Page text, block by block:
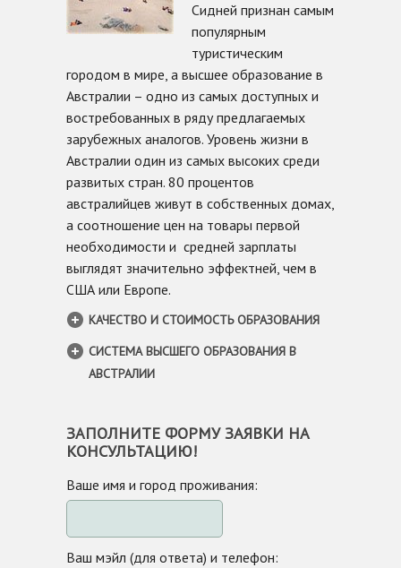
Сидней признан самым
популярным
туристическим
городом в мире, а высшее образование в
Австралии – одно из самых доступных и
востребованных в ряду предлагаемых
зарубежных аналогов. Уровень жизни в
Австралии один из самых высоких среди
развитых стран. 80 процентов
австралийцев живут в собственных домах,
а соотношение цен на товары первой
необходимости и средней зарплаты
выглядят значительно эффектней, чем в
США или Европе.
КАЧЕСТВО И СТОИМОСТЬ ОБРАЗОВАНИЯ
СИСТЕМА ВЫСШЕГО ОБРАЗОВАНИЯ В
АВСТРАЛИИ
ЗАПОЛНИТЕ ФОРМУ ЗАЯВКИ НА
КОНСУЛЬТАЦИЮ!
Ваше имя и город проживания:
Ваш мэйл (для ответа) и телефон: